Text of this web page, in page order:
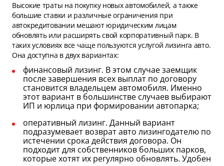
Высокие траты на покупку новых автомобилей, а также
большие ставки и различные ограничения при
автокредитовании мешают юридическим лицам
обновлять или расширять свой корпоративный парк. В
таких условиях все чаще пользуются услугой лизинга авто.
Она доступна в двух вариантах:
финансовый лизинг. В этом случае заемщик
после завершения всех выплат по договору
становится владельцем автомобиля. Именно
этот вариант в большинстве случаев выбирают
ИП и юрлица при формировании автопарка;
оперативный лизинг. Данный вариант
подразумевает возврат авто лизингодателю по
истечении срока действия договора. Он
подходит для собственников больших парков,
которые хотят их регулярно обновлять. Удобен